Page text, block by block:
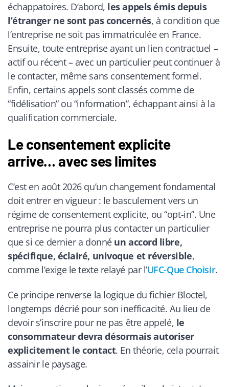
échappatoires. D’abord, les appels émis depuis
l’étranger ne sont pas concernés, à condition que
l’entreprise ne soit pas immatriculée en France.
Ensuite, toute entreprise ayant un lien contractuel –
actif ou récent – avec un particulier peut continuer à
le contacter, même sans consentement formel.
Enfin, certains appels sont classés comme de
“fidélisation” ou “information”, échappant ainsi à la
qualification commerciale.
Le consentement explicite
arrive… avec ses limites
C’est en août 2026 qu’un changement fondamental
doit entrer en vigueur : le basculement vers un
régime de consentement explicite, ou “opt-in”. Une
entreprise ne pourra plus contacter un particulier
que si ce dernier a donné un accord libre,
spécifique, éclairé, univoque et réversible,
comme l’exige le texte relayé par l’UFC-Que Choisir.
Ce principe renverse la logique du fichier Bloctel,
longtemps décrié pour son inefficacité. Au lieu de
devoir s’inscrire pour ne pas être appelé, le
consommateur devra désormais autoriser
explicitement le contact. En théorie, cela pourrait
assainir le paysage.